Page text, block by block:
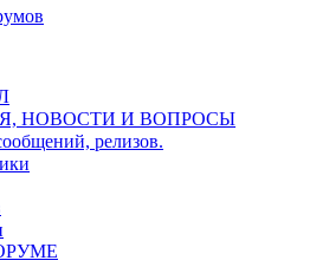
НОВОСТИ И ВОПРОСЫ
релизов.